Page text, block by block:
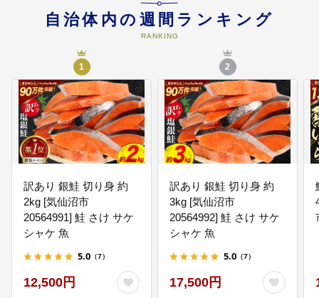
域文化の継承，社会変化を生み出
し未来を創る力の育成 などに活用
させていただきます。
【まちづくり一般】 地域の資産・
資源を活かした持続可能なまち
人口減少対策の推進、自然環境・
生活環境の保全、海洋環境の保
全、脱炭素社会の構築、スローシ
ティ・スローフードの推進、移
住・定住の促進、男女共同参画・
いただきます。
05
【生活基盤の整備】 安全で安心で
きる住み続けたいまち
防災対策の充実，消防体制の充
実、道路網整備，市街地の整備、
住環境の充実，上水道の整備、生
自治体内の週間ランキング
RANKING
1
訳あり 銀鮭 切り身 約
2kg [気仙沼市
20564991] 鮭 さけ サケ
シャケ 魚
5.0 （7）
12,500円
2
訳あり 銀鮭 切り身 約
3kg [気仙沼市
20564992] 鮭 さけ サケ
シャケ 魚
5.0 （7）
17,500円